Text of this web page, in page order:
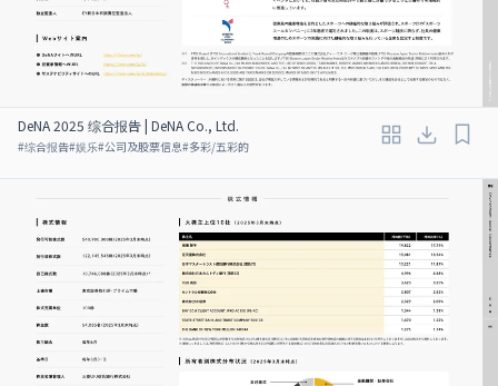
DeNA 2025 综合报告 | DeNA Co., Ltd.
#综合报告#娱乐#公司及股票信息#多彩/五彩的